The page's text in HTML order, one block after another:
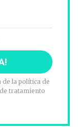
la política de
tratamiento